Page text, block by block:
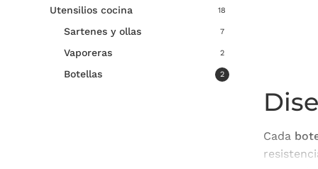
Utensilios cocina 18
Sartenes y ollas 7
Vaporeras 2
Botellas 2
elegir
la
página
Cada